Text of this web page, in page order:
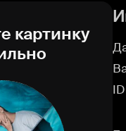
картинку